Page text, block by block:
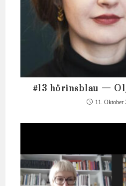
#13 hörinsblau —
11. Oktober